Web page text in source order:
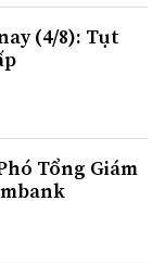
(4/8): Tụt
Tổng Giám